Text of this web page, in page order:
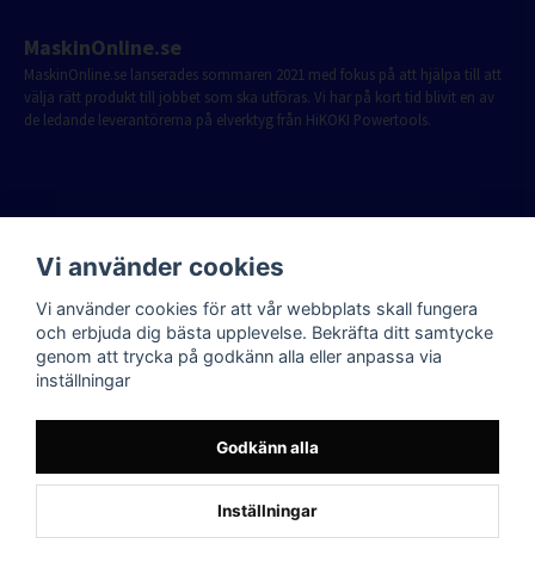
MaskinOnline.se
MaskinOnline.se lanserades sommaren 2021 med fokus på att hjälpa till att
välja rätt produkt till jobbet som ska utföras. Vi har på kort tid blivit en av
de ledande leverantörerna på elverktyg från HiKOKI Powertools.
Powered by Nyehandel AB
Vi använder cookies
Vi använder cookies för att vår webbplats skall fungera
och erbjuda dig bästa upplevelse. Bekräfta ditt samtycke
genom att trycka på godkänn alla eller anpassa via
inställningar
Godkänn alla
Inställningar